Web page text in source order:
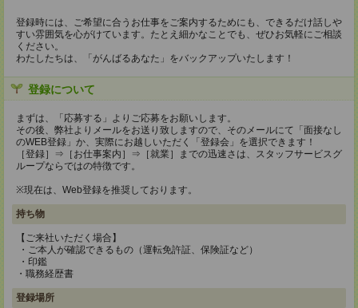
登録時には、ご希望に合うお仕事をご案内するためにも、できるだけ話しや
すい雰囲気を心がけています。たとえ細かなことでも、ぜひお気軽にご相談
ください。
わたしたちは、「がんばるあなた」をバックアップいたします！
登録について
まずは、「応募する」よりご応募をお願いします。
その後、弊社よりメールをお送り致しますので、そのメールにて「面接なし
のWEB登録」か、実際にお越しいただく「登録会」を選択できます！
［登録］⇒［お仕事案内］⇒［就業］までの迅速さは、スタッフサービスグ
ループならではの特徴です。
※現在は、Web登録を推奨しております。
持ち物
【ご来社いただく場合】
・ご本人が確認できるもの（運転免許証、保険証など）
・印鑑
・職務経歴書
登録場所